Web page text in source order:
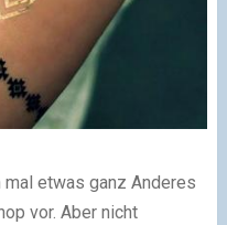
mal etwas ganz Anderes
vor. Aber nicht